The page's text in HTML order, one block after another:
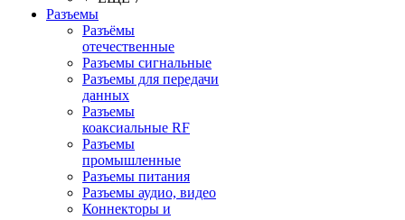
Разъeмы
Разъёмы
отечественные
Разъeмы сигнальные
Разъeмы для передачи
данных
Разъeмы
коаксиальные RF
Разъeмы
промышленные
Разъeмы питания
Разъeмы аудио, видео
Коннекторы и